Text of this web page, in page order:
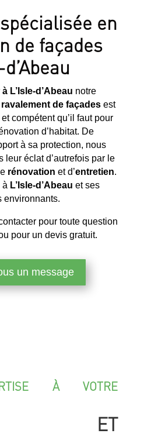
en
de façades
d’Abeau
L’Isle-d’Abeau notre
ravalement de façadesest
compétent qu’il faut pour
d’habitat. De
à sa protection, nous
leur éclat d’autrefois par le
rénovation et d’entretien.
à L’Isle-d’Abeau et ses
environnants.
pour toute question
pour un devis gratuit.
un message
À VOTRE
ET